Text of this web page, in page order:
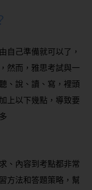
自己準備就可以了，
然而，雅思考試與一
、說、讀、寫，裡頭
上以下幾點，導致要
、內容到考點都非常
方法和答題策略，幫